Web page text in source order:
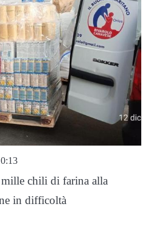
chili di farina alla
in difficoltà